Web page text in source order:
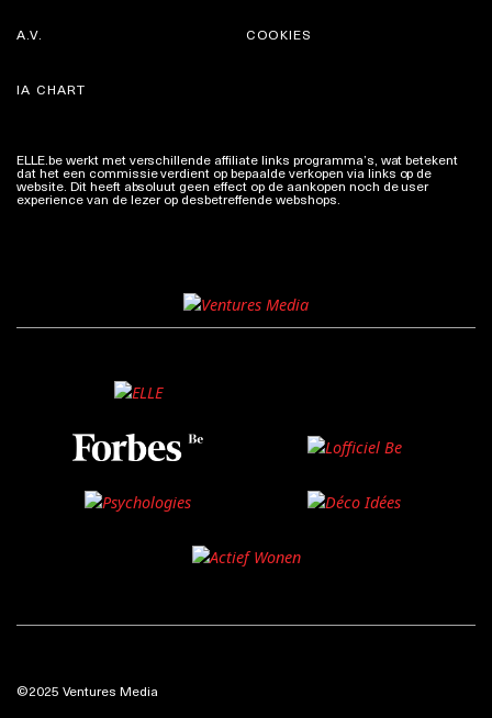
A.V.
IA CHART
COOKIES
ELLE.be werkt met verschillende affiliate links programma’s, wat betekent
dat het een commissie verdient op bepaalde verkopen via links op de
website. Dit heeft absoluut geen effect op de aankopen noch de user
experience van de lezer op desbetreffende webshops.
©2025 Ventures Media